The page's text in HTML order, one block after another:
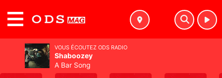
VOUS ÉCOUTEZ ODS RADIO
Shaboozey
A Bar Song